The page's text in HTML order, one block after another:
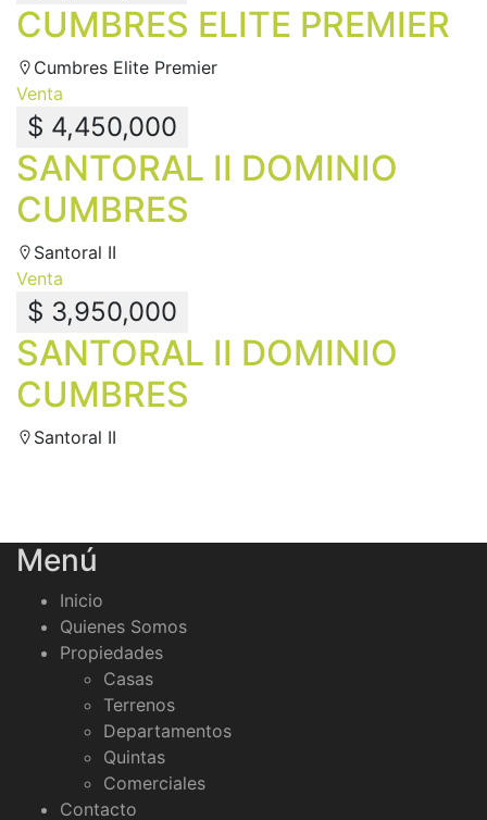
CUMBRES ELITE PREMIER
Cumbres Elite Premier
Venta
$ 4,450,000
SANTORAL II DOMINIO
CUMBRES
Santoral II
Venta
$ 3,950,000
SANTORAL II DOMINIO
CUMBRES
Santoral II
Menú
Inicio
Quienes Somos
Propiedades
Casas
Terrenos
Departamentos
Quintas
Comerciales
Contacto